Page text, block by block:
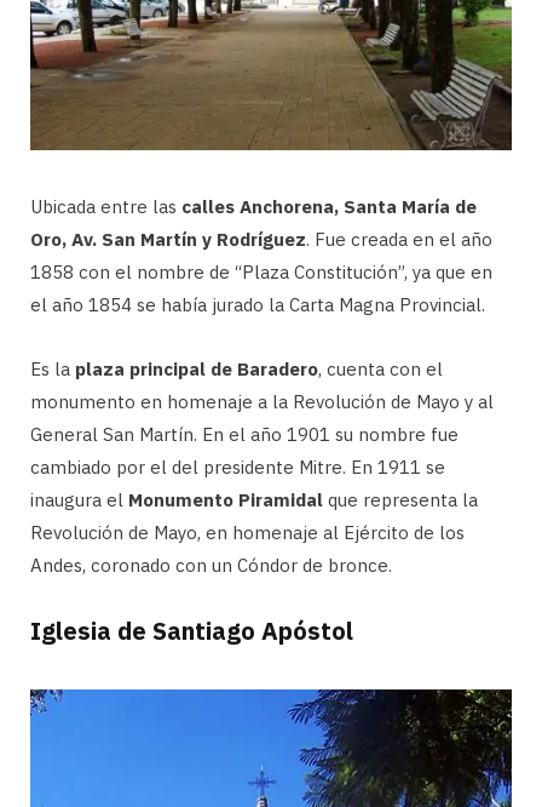
Ubicada entre las calles Anchorena, Santa María de
Oro, Av. San Martín y Rodríguez. Fue creada en el año
1858 con el nombre de “Plaza Constitución”, ya que en
el año 1854 se había jurado la Carta Magna Provincial.
Es la plaza principal de Baradero, cuenta con el
monumento en homenaje a la Revolución de Mayo y al
General San Martín. En el año 1901 su nombre fue
cambiado por el del presidente Mitre. En 1911 se
inaugura el Monumento Piramidal que representa la
Revolución de Mayo, en homenaje al Ejército de los
Andes, coronado con un Cóndor de bronce.
Iglesia de Santiago Apóstol